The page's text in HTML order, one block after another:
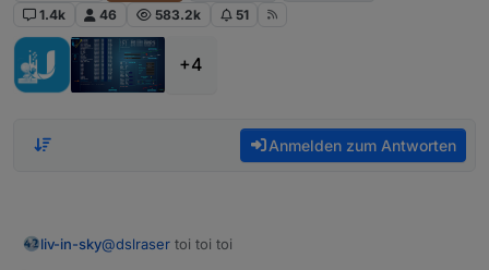
1.4k
46 583.2k 51
+4
Anmelden zum Antworten
liv-in-sky@dslraser toi toi toi